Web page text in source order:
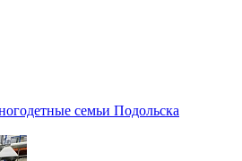
семьи Подольска